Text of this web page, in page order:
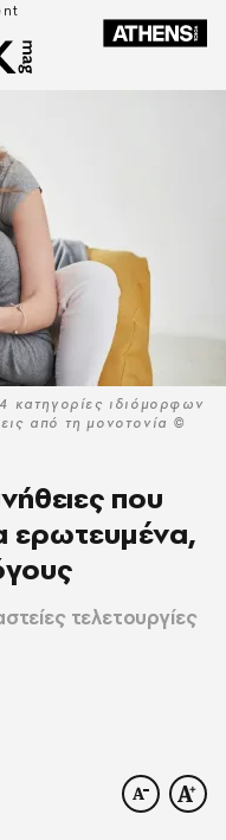
κατηγορίες ιδιόμορφων
από τη μονοτονία ©
που
ερωτευμένα,
τελετουργίες